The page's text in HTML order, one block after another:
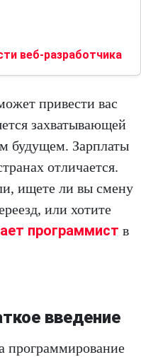
веб-разработчика
привести вас
захватывающей
будущем. Зарплаты
отличается.
ищете ли вы смену
или хотите
программист в
введение
программирование